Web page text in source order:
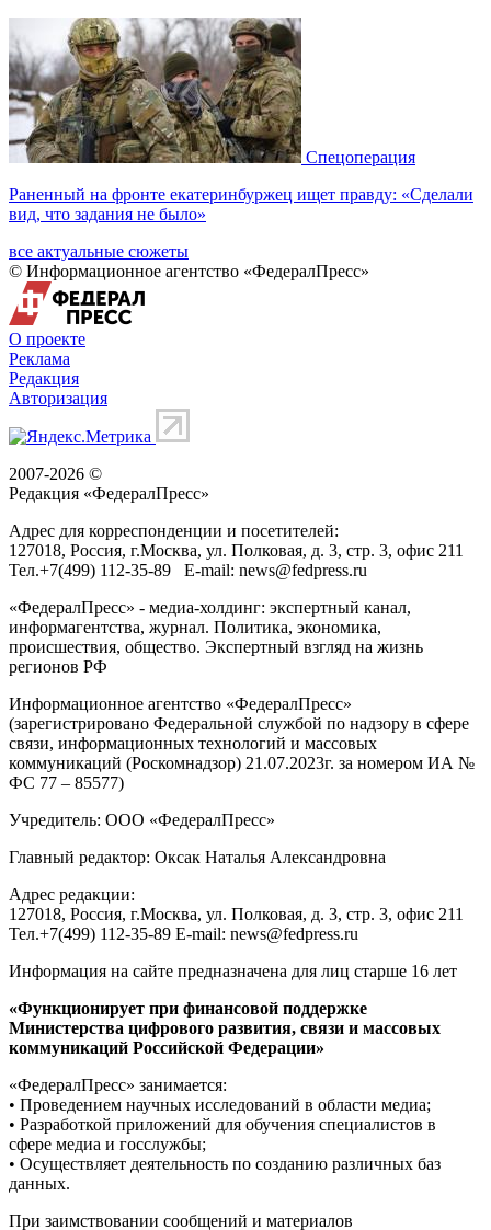
Спецоперация
Раненный на фронте екатеринбуржец ищет правду: «Сделали
вид, что задания не было»
все актуальные сюжеты
© Информационное агентство «ФедералПресс»
О проекте
Реклама
Редакция
Авторизация
2007-2026 ©
Редакция «ФедералПресс»
Адрес для корреспонденции и посетителей:
127018, Россия, г.Москва, ул. Полковая, д. 3, стр. 3, офис 211
Тел.+7(499) 112-35-89 E-mail: news@fedpress.ru
«ФедералПресс» - медиа-холдинг: экспертный канал,
информагентства, журнал. Политика, экономика,
происшествия, общество. Экспертный взгляд на жизнь
регионов РФ
Информационное агентство «ФедералПресс»
(зарегистрировано Федеральной службой по надзору в сфере
связи, информационных технологий и массовых
коммуникаций (Роскомнадзор) 21.07.2023г. за номером ИА №
ФС 77 – 85577)
Учредитель: ООО «ФедералПресс»
Главный редактор: Оксак Наталья Александровна
Адрес редакции:
127018, Россия, г.Москва, ул. Полковая, д. 3, стр. 3, офис 211
Тел.+7(499) 112-35-89 E-mail: news@fedpress.ru
Информация на сайте предназначена для лиц старше 16 лет
«Функционирует при финансовой поддержке
Министерства цифрового развития, связи и массовых
коммуникаций Российской Федерации»
«ФедералПресс» занимается:
• Проведением научных исследований в области медиа;
• Разработкой приложений для обучения специалистов в
сфере медиа и госслужбы;
• Осуществляет деятельность по созданию различных баз
данных.
При заимствовании сообщений и материалов